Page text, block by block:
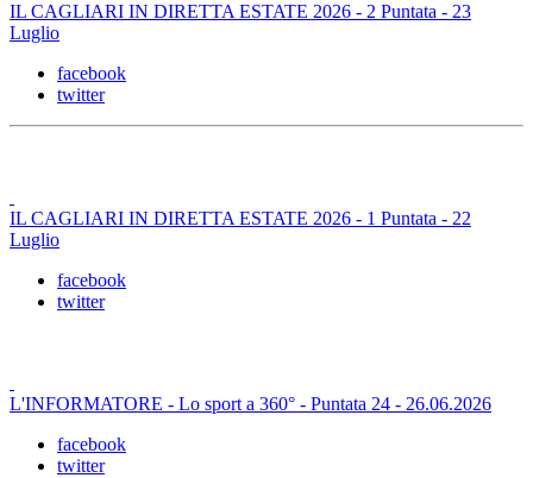
IL CAGLIARI IN DIRETTA ESTATE 2026 - 2 Puntata - 23
Luglio
facebook
twitter
IL CAGLIARI IN DIRETTA ESTATE 2026 - 1 Puntata - 22
Luglio
facebook
twitter
L'INFORMATORE - Lo sport a 360° - Puntata 24 - 26.06.2026
facebook
twitter